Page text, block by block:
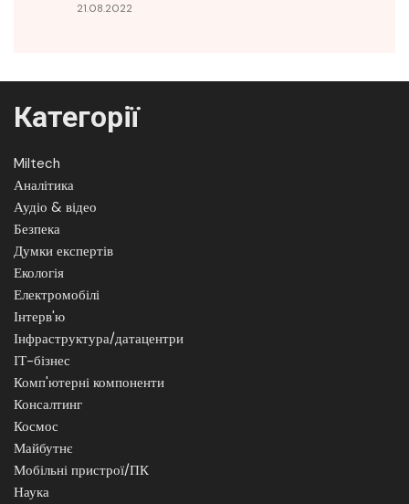
21.08.2022
Категорії
Miltech
Аналітика
Аудіо & відео
Безпека
Думки експертів
Екологія
Електромобілі
Інтерв'ю
Інфраструктура/датацентри
ІТ-бізнес
Комп'ютерні компоненти
Консалтинг
Космос
Майбутнє
Мобільні пристрої/ПК
Наука